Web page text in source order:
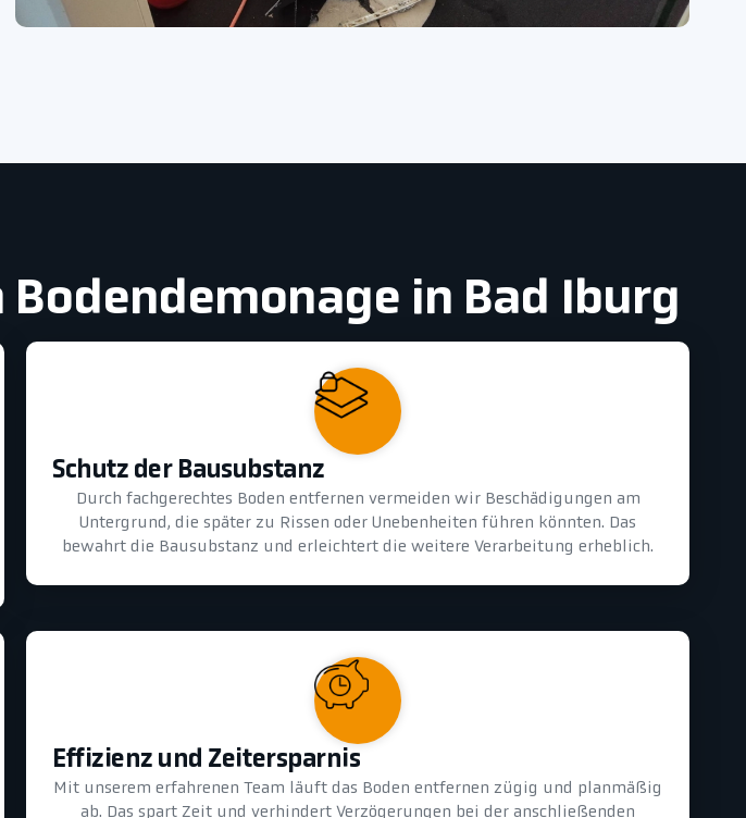
in Bad Iburg
Schutz der Bausubstanz
Durch fachgerechtes Boden entfernen vermeiden wir Beschädigungen am
Untergrund, die später zu Rissen oder Unebenheiten führen könnten. Das
bewahrt die Bausubstanz und erleichtert die weitere Verarbeitung erheblich.
Effizienz und Zeitersparnis
Mit unserem erfahrenen Team läuft das Boden entfernen zügig und planmäßig
ab. Das spart Zeit und verhindert Verzögerungen bei der anschließenden